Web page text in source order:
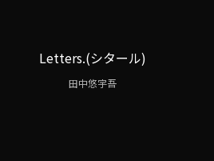
Letters.(シタール)
田中悠宇吾